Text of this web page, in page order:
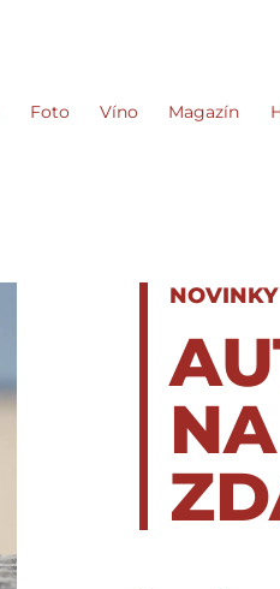
Foto Víno Magazín
NOVINKY